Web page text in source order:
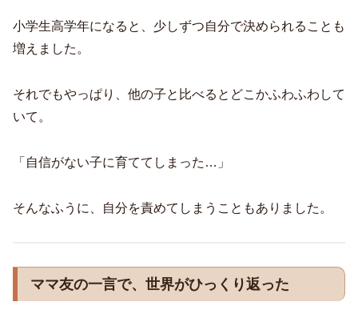
小学生高学年になると、少しずつ自分で決められることも
増えました。
それでもやっぱり、他の子と比べるとどこかふわふわして
いて。
「自信がない子に育ててしまった…」
そんなふうに、自分を責めてしまうこともありました。
ママ友の一言で、世界がひっくり返った